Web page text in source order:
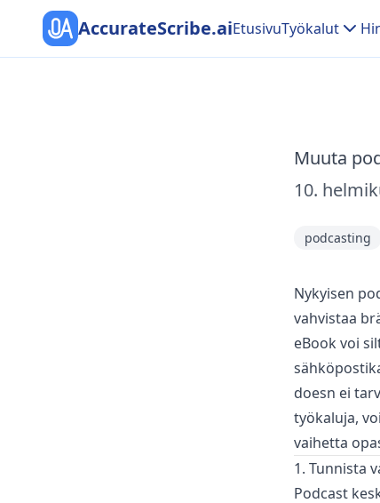
AccurateScribe.aiEtusivuTyökalut
Muuta
10.
podcasting
Nykyisen
vahvistaa
eBook voi
doesn ei
työkaluja,
vaihetta
1. Tunnista
Podcast